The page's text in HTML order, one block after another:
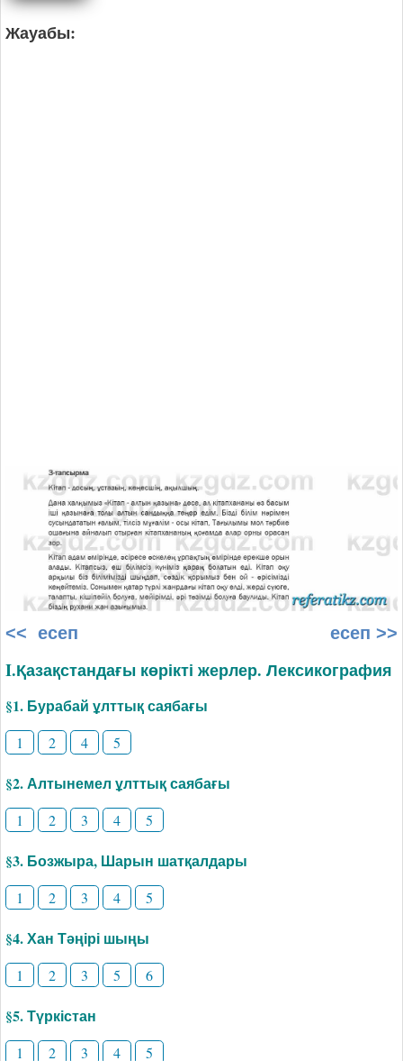
Жауабы:
<< есеп есеп >>
I.Қазақстандағы көрікті жерлер. Лексикография
§1. Бурабай ұлттық саябағы
1 2 4 5
§2. Алтынемел ұлттық саябағы
1 2 3 4 5
§3. Бозжыра, Шарын шатқалдары
1 2 3 4 5
§4. Хан Тәңірі шыңы
1 2 3 5 6
§5. Түркістан
1 2 3 4 5